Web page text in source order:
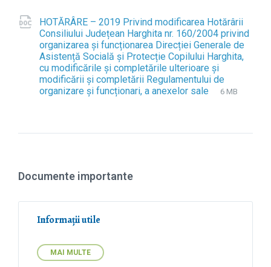
HOTĂRÂRE – 2019 Privind modificarea Hotărârii
Consiliului Județean Harghita nr. 160/2004 privind
organizarea și funcționarea Direcției Generale de
Asistență Socială și Protecție Copilului Harghita,
cu modificările și completările ulterioare și
modificării și completării Regulamentului de
organizare și funcționari, a anexelor sale
F
e
d
F
s
6 MB
Documente importante
Informații utile
MAI MULTE